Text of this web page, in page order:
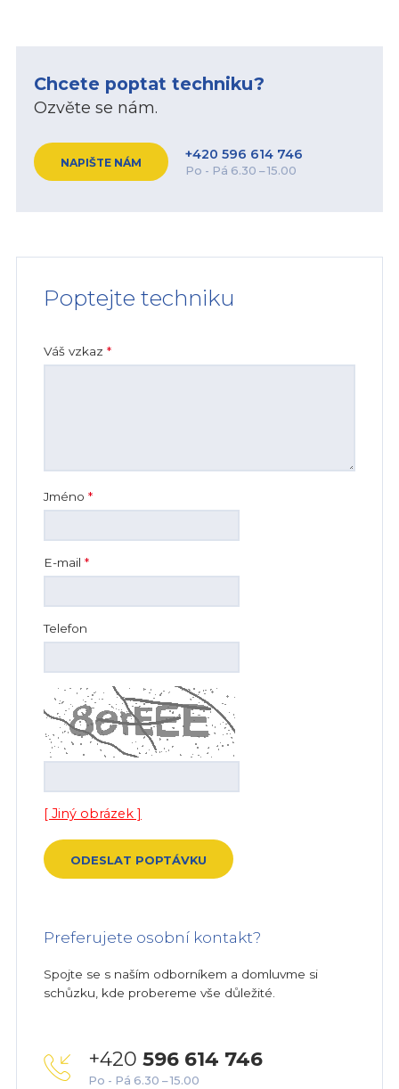
Chcete poptat techniku?
Ozvěte se nám.
NAPIŠTE NÁM
+420 596 614 746
Po - Pá 6.30 – 15.00
Poptejte techniku
Váš vzkaz *
Jméno *
E-mail *
Telefon
[ Jiný obrázek ]
Preferujete osobní kontakt?
Spojte se s naším odborníkem a domluvme si
schůzku, kde probereme vše důležité.
+420 596 614 746
Po - Pá 6.30 – 15.00